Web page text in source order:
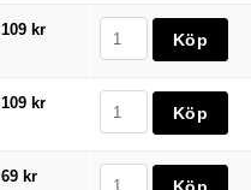
109 kr
109 kr
69 kr